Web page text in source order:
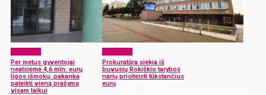
Per metus gyventojai
neatsiėmė 4,6 mln. eurų
ligos išmokų: pakanka
pateikti vieną prašymą
visam laikui
Prokuratūra siekia iš
buvusių Rokiškio tarybos
narių prisiteisti tūkstančius
eurų